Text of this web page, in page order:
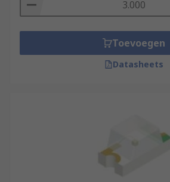
Toevoegen
Datasheets